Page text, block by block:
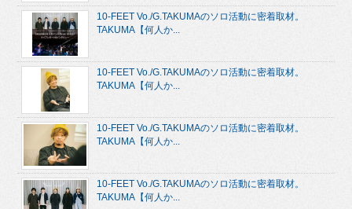
10-FEET Vo./G.TAKUMAのソロ活動に密着取材。
TAKUMA【何人か...
10-FEET Vo./G.TAKUMAのソロ活動に密着取材。
TAKUMA【何人か...
10-FEET Vo./G.TAKUMAのソロ活動に密着取材。
TAKUMA【何人か...
10-FEET Vo./G.TAKUMAのソロ活動に密着取材。
TAKUMA【何人か...